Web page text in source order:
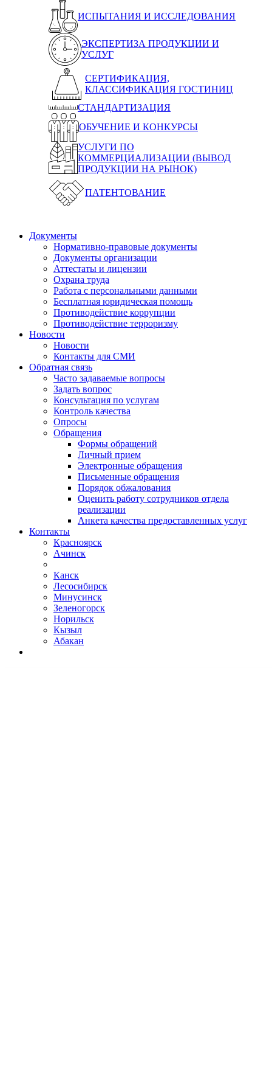
ИСПЫТАНИЯ И ИССЛЕДОВАНИЯ
ЭКСПЕРТИЗА ПРОДУКЦИИ И
УСЛУГ
СЕРТИФИКАЦИЯ,
КЛАССИФИКАЦИЯ ГОСТИНИЦ
СТАНДАРТИЗАЦИЯ
ОБУЧЕНИЕ И КОНКУРСЫ
УСЛУГИ ПО
КОММЕРЦИАЛИЗАЦИИ (ВЫВОД
ПРОДУКЦИИ НА РЫНОК)
ПАТЕНТОВАНИЕ
Документы
Нормативно-правовые документы
Документы организации
Аттестаты и лицензии
Охрана труда
Работа с персональными данными
Бесплатная юридическая помощь
Противодействие коррупции
Противодействие терроризму
Новости
Новости
Контакты для СМИ
Обратная связь
Часто задаваемые вопросы
Задать вопрос
Консультация по услугам
Контроль качества
Опросы
Обращения
Формы обращений
Личный прием
Электронные обращения
Письменные обращения
Порядок обжалования
Оценить работу сотрудников отдела
реализации
Анкета качества предоставленных услуг
Контакты
Красноярск
Ачинск
Канск
Лесосибирск
Минусинск
Зеленогорск
Норильск
Кызыл
Абакан